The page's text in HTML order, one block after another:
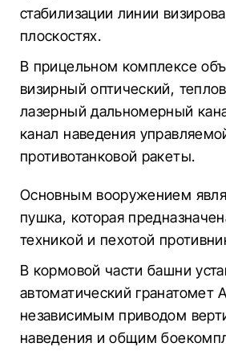
стабилизации линии
плоскостях.
В прицельном комплексе
визирный оптический,
лазерный дальномерный
канал наведения
противотанковой ракеты.
Основным вооружением
пушка, которая
техникой и пехотой
В кормовой части башни
автоматический гранатомет
независимым приводом
наведения и общим